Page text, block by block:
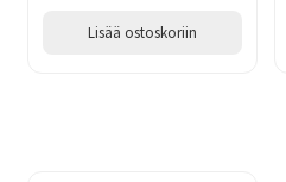
Lisää ostoskoriin